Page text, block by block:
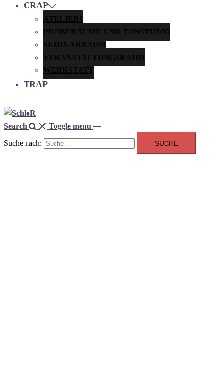
CRAP
ATELIERS
PROBERÄUME UND TONSTUDIO
SEMINARRAUM
VERANSTALTUNGSRAUM
WERKSTATT
TRAP
Search Toggle menu
Suche nach: